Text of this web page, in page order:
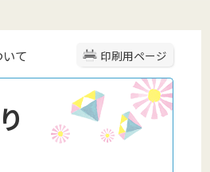
印刷用ページ
て